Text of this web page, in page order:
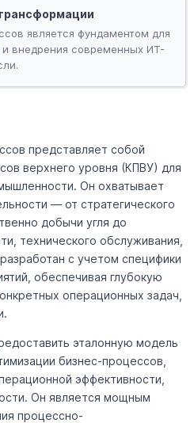
является фундаментом для
внедрения современных ИТ-
представляет собой
верхнего уровня (КПВУ) для
Он охватывает
— от стратегического
добычи угля до
технического обслуживания,
с учетом специфики
обеспечивая глубокую
операционных задач,
эталонную модель
бизнес-процессов,
эффективности,
Он является мощным
процессно-